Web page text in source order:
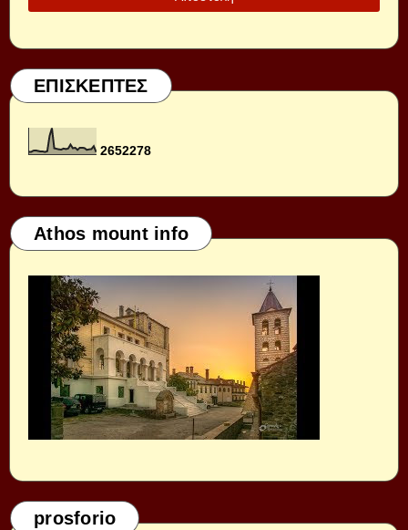
ΕΠΙΣΚΕΠΤΕΣ
2652278
Athos mount info
prosforio